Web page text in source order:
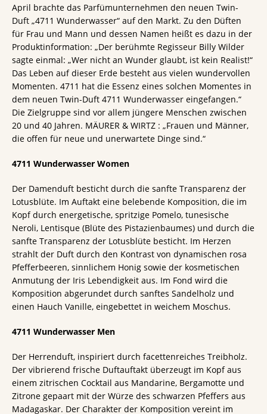
April brachte das Parfümunternehmen den neuen Twin-
Duft „4711 Wunderwasser“ auf den Markt. Zu den Düften
für Frau und Mann und dessen Namen heißt es dazu in der
Produktinformation: „Der berühmte Regisseur Billy Wilder
sagte einmal: „Wer nicht an Wunder glaubt, ist kein Realist!“
Das Leben auf dieser Erde besteht aus vielen wundervollen
Momenten. 4711 hat die Essenz eines solchen Momentes in
dem neuen Twin-Duft 4711 Wunderwasser eingefangen.“
Die Zielgruppe sind vor allem jüngere Menschen zwischen
20 und 40 Jahren. MÄURER & WIRTZ : „Frauen und Männer,
die offen für neue und unerwartete Dinge sind.“
4711 Wunderwasser Women
Der Damenduft besticht durch die sanfte Transparenz der
Lotusblüte. Im Auftakt eine belebende Komposition, die im
Kopf durch energetische, spritzige Pomelo, tunesische
Neroli, Lentisque (Blüte des Pistazienbaumes) und durch die
sanfte Transparenz der Lotusblüte besticht. Im Herzen
strahlt der Duft durch den Kontrast von dynamischen rosa
Pfefferbeeren, sinnlichem Honig sowie der kosmetischen
Anmutung der Iris Lebendigkeit aus. Im Fond wird die
Komposition abgerundet durch sanftes Sandelholz und
einen Hauch Vanille, eingebettet in weichem Moschus.
4711 Wunderwasser Men
Der Herrenduft, inspiriert durch facettenreiches Treibholz.
Der vibrierend frische Duftauftakt überzeugt im Kopf aus
einem zitrischen Cocktail aus Mandarine, Bergamotte und
Zitrone gepaart mit der Würze des schwarzen Pfeffers aus
Madagaskar. Der Charakter der Komposition vereint im